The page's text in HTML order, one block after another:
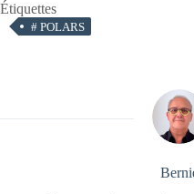
Étiquettes
# POLARS